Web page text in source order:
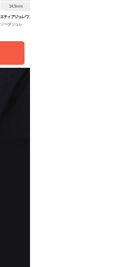
14.5mm
エティアジュレワンデー
ソーダジュレ